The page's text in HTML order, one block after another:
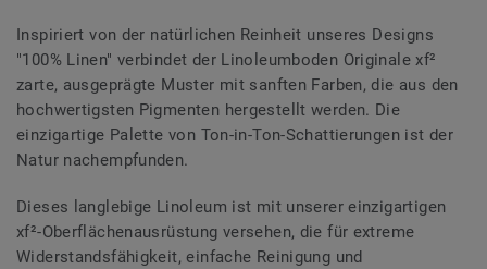
Inspiriert von der natürlichen Reinheit unseres Designs
"100% Linen" verbindet der Linoleumboden Originale xf²
zarte, ausgeprägte Muster mit sanften Farben, die aus den
hochwertigsten Pigmenten hergestellt werden. Die
einzigartige Palette von Ton-in-Ton-Schattierungen ist der
Natur nachempfunden.
Dieses langlebige Linoleum ist mit unserer einzigartigen
xf²-Oberflächenausrüstung versehen, die für extreme
Widerstandsfähigkeit, einfache Reinigung und